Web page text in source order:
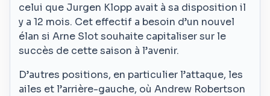
celui que Jurgen Klopp avait à sa disposition il
y a 12 mois. Cet effectif a besoin d’un nouvel
élan si Arne Slot souhaite capitaliser sur le
succès de cette saison à l’avenir.
D’autres positions, en particulier l’attaque, les
ailes et l’arrière-gauche, où Andrew Robertson